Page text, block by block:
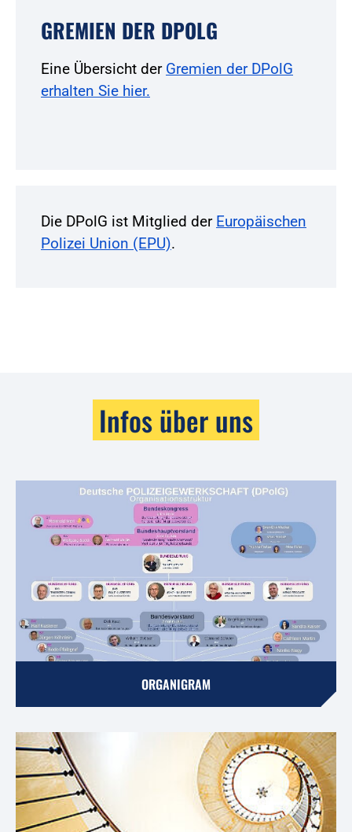
GREMIEN DER DPOLG
Eine Übersicht der Gremien der DPolG
erhalten Sie hier.
Die DPolG ist Mitglied der Europäischen
Polizei Union (EPU).
Infos über uns
ORGANIGRAM